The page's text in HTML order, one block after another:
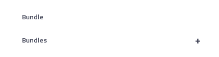
Bundle
+
Bundles